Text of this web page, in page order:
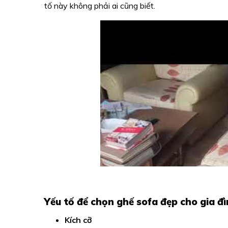
tố này không phải ai cũng biết.
Yếu tố để chọn ghế sofa đẹp cho gia
Kích cỡ